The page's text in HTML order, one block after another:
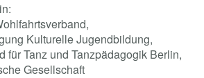
Kulturelle Jugendbildung,
für Tanz und Tanzpädagogik Berlin,
Gesellschaft